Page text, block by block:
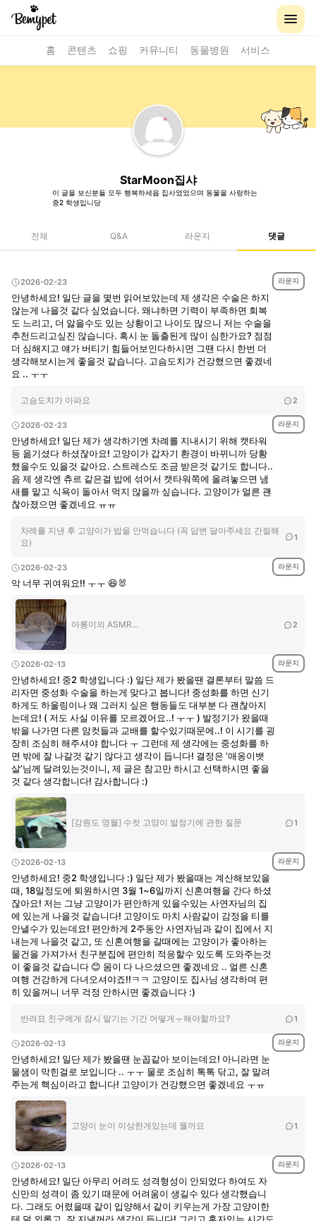
홈 콘텐츠 쇼핑 커뮤니티 동물병원 서비스
StarMoon집샤
이 글을 보신분들 모두 행복하세욥 집사였었으며 동물을 사랑하는
중2 학생입니당
전체 Q&A 라운지 댓글
2026-02-23 라운지
안녕하세요! 일단 글을 몇번 읽어보았는데 제 생각은 수술은 하지
않는게 나을것 같다 싶었습니다. 왜냐하면 기력이 부족하면 회복
도 느리고, 더 앓을수도 있는 상황이고 나이도 많으니 저는 수술을
추천드리고싶진 않습니다. 혹시 눈 돌출된게 많이 심한가요? 점점
더 심해지고 얘가 버티기 힘들어보인다하시면 그땐 다시 한번 더
생각해보시는게 좋을것 같습니다. 고슴도치가 건강했으면 좋겠네
요 .. ㅜㅜ
고슴도치가 아파요 2
2026-02-23 라운지
안녕하세요! 일단 제가 생각하기엔 차례를 지내시기 위해 캣타워
등 옮기셨다 하셨잖아요! 고양이가 갑자기 환경이 바뀌니까 당황
했을수도 있을것 같아요. 스트레스도 조금 받은것 같기도 합니다..
음 제 생각엔 츄르 같은걸 밥에 섞어서 캣타워쪽에 올려놓으면 냄
새를 맡고 식욕이 돌아서 먹지 않을까 싶습니다. 고양이가 얼른 괜
찮아졌으면 좋겠네요 ㅠㅠ
차례를 지낸 후 고양이가 밥을 안먹습니다 (꼭 답변 달아주세요 간절해
요)
1
2026-02-23 라운지
악 너무 귀여워요!! ㅜㅜ 😆🐰
아롱이의 ASMR... 2
2026-02-13 라운지
안녕하세요! 중2 학생입니다 :) 일단 제가 봤을땐 결론부터 말씀 드
리자면 중성화 수술을 하는게 맞다고 봅니다! 중성화를 하면 신기
하게도 하울링이나 왜 그러지 싶은 행동들도 대부분 다 괜찮아지
는데요! ( 저도 사실 이유를 모르겠어요..! ㅜㅜ ) 발정기가 왔을때
밖을 나가면 다른 암컷들과 교배를 할수있기때문에..! 이 시기를 굉
장히 조심히 해주셔야 합니다 ㅜ 그런데 제 생각에는 중성화를 하
면 밖에 잘 나갈것 같기 않다고 생각이 듭니다! 결정은 ‘애옹이뱃
살’님께 달려있는것이니, 제 글은 참고만 하시고 선택하시면 좋을
것 같다 생각합니다! 감사합니다 :)
[강원도 영월] 수컷 고양이 발정기에 관한 질문 1
2026-02-13 라운지
안녕하세요! 중2 학생입니다 :) 일단 제가 봤을때는 계산해보았을
때, 18일정도에 퇴원하시면 3월 1~6일까지 신혼여행을 간다 하셨
잖아요! 저는 그냥 고양이가 편안하게 있을수있는 사연자님의 집
에 있는게 나을것 같습니다! 고양이도 마치 사람같이 감정을 티를
안낼수가 있는데요! 편안하게 2주동안 사연자님과 같이 집에서 지
내는게 나을것 같고, 또 신혼여행을 갈때에는 고양이가 좋아하는
물건을 가져가서 친구분집에 편안히 적응할수 있도록 도와주는것
이 좋을것 같습니다 😊 몸이 다 나으셨으면 좋겠네요 .. 얼른 신혼
여행 건강하게 다녀오셔야죠!!ㅋㅋ 고양이도 집사님 생각하며 편
히 있을꺼니 너무 걱정 안하시면 좋겠습니다 :)
반려묘 친구에게 잠시 맡기는 기간 어떻게ㅜ해야할까요? 1
2026-02-13 라운지
안녕하세요! 일단 제가 봤을땐 눈꼽같아 보이는데요! 아니라면 눈
물샘이 막힌걸로 보입니다 .. ㅜㅜ 물로 조심히 톡톡 닦고, 잘 말려
주는게 핵심이라고 합니다! 고양이가 건강했으면 좋겠네요 ㅜㅠ
고양이 눈이 이상한게있는데 뭘까요 1
2026-02-13 라운지
안녕하세요! 일단 아무리 어려도 성격형성이 안되었다 하여도 자
신만의 성격이 좀 있기 때문에 어려움이 생길수 있다 생각했습니
다. 그래도 어렸을때 같이 입양해서 같이 키우는게 가장 고양이한